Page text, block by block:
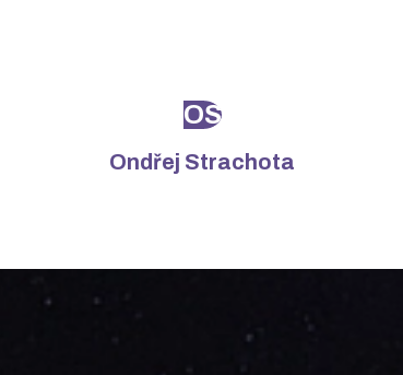
OS
Ondřej Strachota